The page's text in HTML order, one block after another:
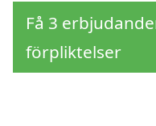
Få 3
förpliktelser